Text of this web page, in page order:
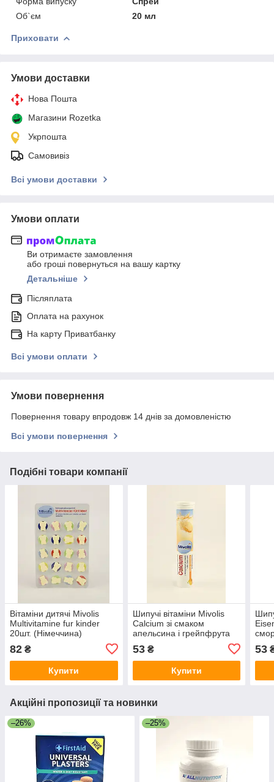
Об`єм
20 мл
Приховати
Умови доставки
Нова Пошта
Магазини Rozetka
Укрпошта
Самовивіз
Всі умови доставки
Умови оплати
Ви отримаєте замовлення
або гроші повернуться на вашу картку
Детальніше
Післяплата
Оплата на рахунок
На карту Приватбанку
Всі умови оплати
Умови повернення
Повернення товару впродовж 14 днів за домовленістю
Всі умови повернення
Подібні товари компанії
Вітаміни дитячі Mivolis
Multivitamine fur kinder
20шт. (Німеччина)
82 ₴
Купити
Шипучі вітаміни Mivolis
Calcium зі смаком
апельсина і грейпфрута
20 таблеток (Німеччина)
53₴
Купити
53
Акційні пропозиції та новинки
–26% –25%